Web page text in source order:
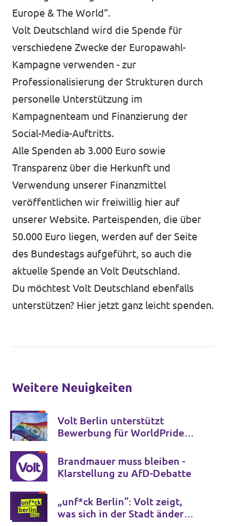
Europe & The World”.
Volt Deutschland wird die Spende für
verschiedene Zwecke der Europawahl-
Kampagne verwenden - zur
Professionalisierung der Strukturen durch
personelle Unterstützung im
Kampagnenteam und Finanzierung der
Social-Media-Auftritts.
Alle Spenden ab 3.000 Euro sowie
Transparenz über die Herkunft und
Verwendung unserer Finanzmittel
veröffentlichen wir freiwillig hier auf
unserer Website. Parteispenden, die über
50.000 Euro liegen, werden auf der Seite
des Bundestags aufgeführt, so auch die
aktuelle Spende an Volt Deutschland.
Du möchtest Volt Deutschland ebenfalls
unterstützen? Hier jetzt ganz leicht spenden.
Weitere Neuigkeiten
Volt Berlin unterstützt
Bewerbung für WorldPride
Koalitionsvertrag
Brandmauer muss bleiben -
Klarstellung zu AfD-Debatte
„unf*ck Berlin“: Volt zeigt,
was sich in der Stadt ändern